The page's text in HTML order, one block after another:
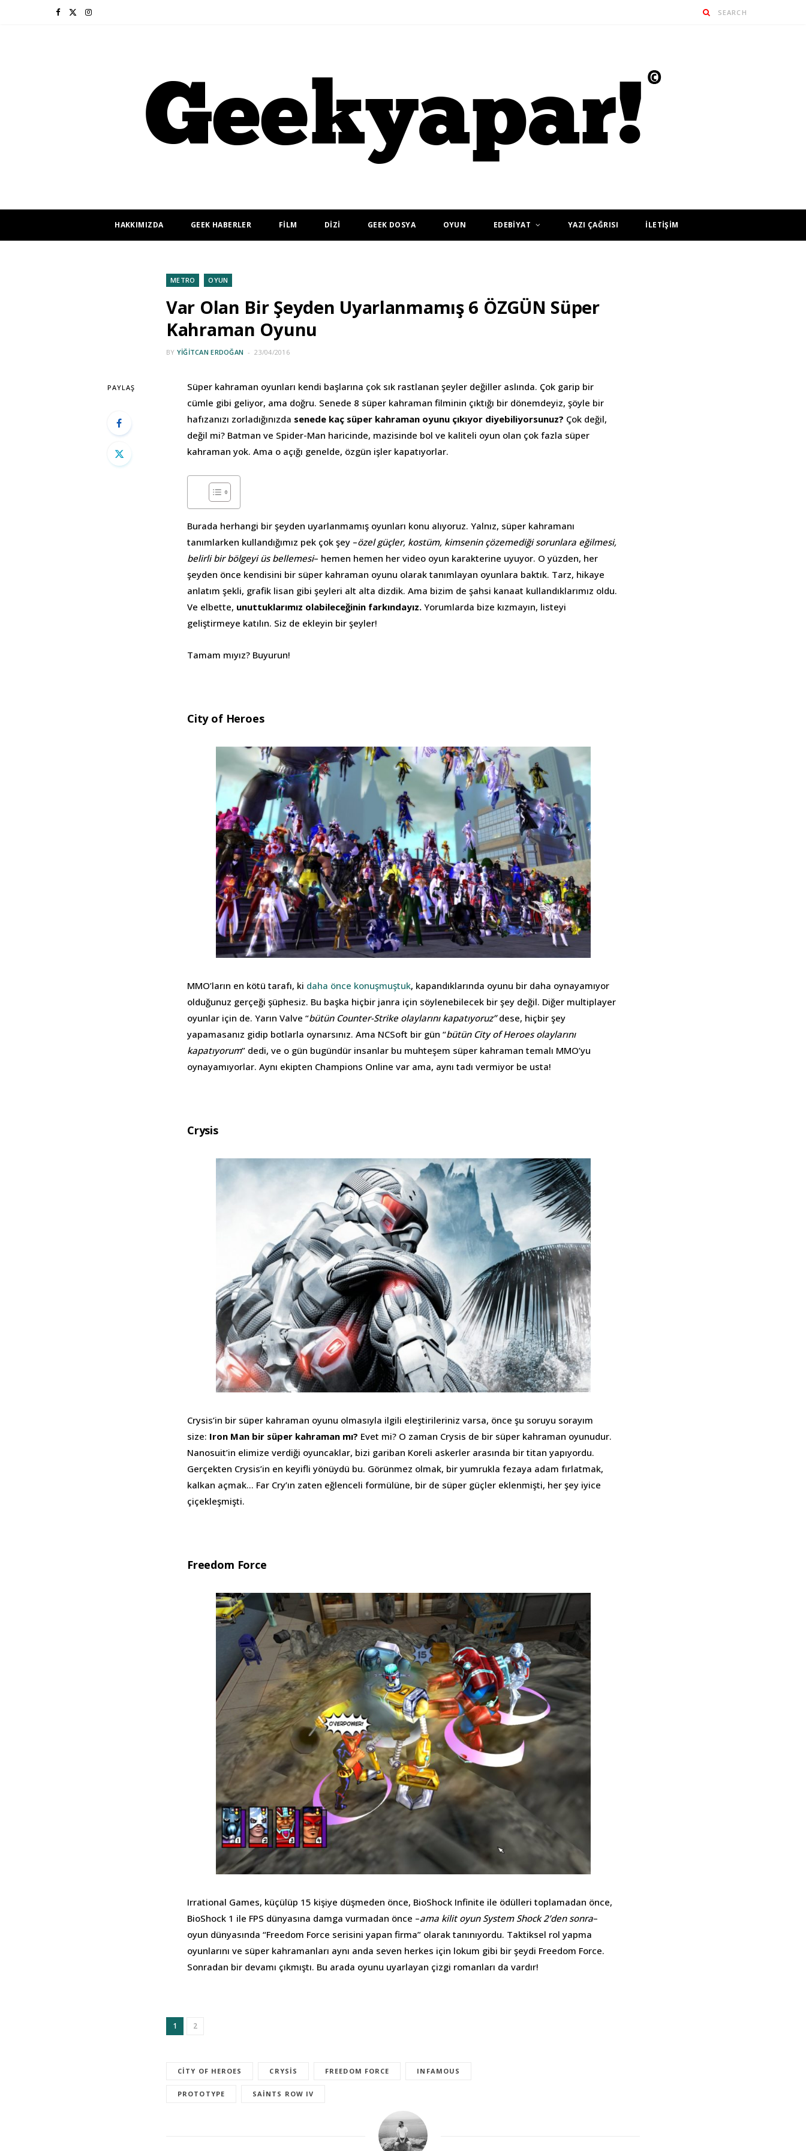
F I
HAKKIMIZDA GEEK HABERLER FİLM DİZİ GEEK DOSYA OYUN EDEBİYAT YAZI ÇAĞRISI İLETİŞİM
METRO OYUN
Var Olan Bir Şeyden Uyarlanmamış 6 ÖZGÜN Süper
Kahraman Oyunu
BY YIĞITCAN ERDOĞAN 23/04/2016
PAYLAŞ
Süper kahraman oyunları kendi başlarına çok sık rastlanan şeyler değiller aslında. Çok garip bir
cümle gibi geliyor, ama doğru. Senede 8 süper kahraman filminin çıktığı bir dönemdeyiz, şöyle bir
hafızanızı zorladığınızda senede kaç süper kahraman oyunu çıkıyor diyebiliyorsunuz? Çok değil,
değil mi? Batman ve Spider-Man haricinde, mazisinde bol ve kaliteli oyun olan çok fazla süper
kahraman yok. Ama o açığı genelde, özgün işler kapatıyorlar.
Burada herhangi bir şeyden uyarlanmamış oyunları konu alıyoruz. Yalnız, süper kahramanı
tanımlarken kullandığımız pek çok şey –özel güçler, kostüm, kimsenin çözemediği sorunlara eğilmesi,
belirli bir bölgeyi üs bellemesi– hemen hemen her video oyun karakterine uyuyor. O yüzden, her
şeyden önce kendisini bir süper kahraman oyunu olarak tanımlayan oyunlara baktık. Tarz, hikaye
anlatım şekli, grafik lisan gibi şeyleri alt alta dizdik. Ama bizim de şahsi kanaat kullandıklarımız oldu.
Ve elbette, unuttuklarımız olabileceğinin farkındayız. Yorumlarda bize kızmayın, listeyi
geliştirmeye katılın. Siz de ekleyin bir şeyler!
Tamam mıyız? Buyurun!
City of Heroes
MMO’ların en kötü tarafı, ki daha önce konuşmuştuk, kapandıklarında oyunu bir daha oynayamıyor
olduğunuz gerçeği şüphesiz. Bu başka hiçbir janra için söylenebilecek bir şey değil. Diğer multiplayer
oyunlar için de. Yarın Valve “bütün Counter-Strike olaylarını kapatıyoruz”dese, hiçbir şey
yapamasanız gidip botlarla oynarsınız. Ama NCSoft bir gün “bütün City of Heroes olaylarını
kapatıyorum” dedi, ve o gün bugündür insanlar bu muhteşem süper kahraman temalı MMO’yu
oynayamıyorlar. Aynı ekipten Champions Online var ama, aynı tadı vermiyor be usta!
Crysis
Crysis’in bir süper kahraman oyunu olmasıyla ilgili eleştirileriniz varsa, önce şu soruyu sorayım
size: Iron Man bir süper kahraman mı? Evet mi? O zaman Crysis de bir süper kahraman oyunudur.
Nanosuit’in elimize verdiği oyuncaklar, bizi gariban Koreli askerler arasında bir titan yapıyordu.
Gerçekten Crysis’in en keyifli yönüydü bu. Görünmez olmak, bir yumrukla fezaya adam fırlatmak,
kalkan açmak… Far Cry’ın zaten eğlenceli formülüne, bir de süper güçler eklenmişti, her şey iyice
çiçekleşmişti.
Freedom Force
Irrational Games, küçülüp 15 kişiye düşmeden önce, BioShock Infinite ile ödülleri toplamadan önce,
BioShock 1 ile FPS dünyasına damga vurmadan önce –ama kilit oyun System Shock 2’den sonra–
oyun dünyasında “Freedom Force serisini yapan firma” olarak tanınıyordu. Taktiksel rol yapma
oyunlarını ve süper kahramanları aynı anda seven herkes için lokum gibi bir şeydi Freedom Force.
Sonradan bir devamı çıkmıştı. Bu arada oyunu uyarlayan çizgi romanları da vardır!
1 2
CITY OF HEROES CRYSIS FREEDOM FORCE INFAMOUS
PROTOTYPE SAINTS ROW IV